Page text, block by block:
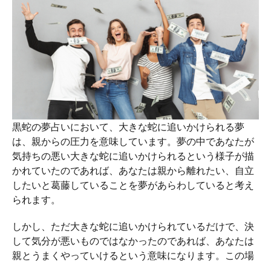
黒蛇の夢占いにおいて、大きな蛇に追いかけられる夢
は、親からの圧力を意味しています。夢の中であなたが
気持ちの悪い大きな蛇に追いかけられるという様子が描
かれていたのであれば、あなたは親から離れたい、自立
したいと葛藤していることを夢があらわしていると考え
られます。
しかし、ただ大きな蛇に追いかけられているだけで、決
して気分が悪いものではなかったのであれば、あなたは
親とうまくやっていけるという意味になります。この場